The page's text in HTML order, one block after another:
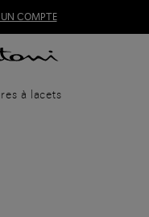
UN COMPTE
à lacets